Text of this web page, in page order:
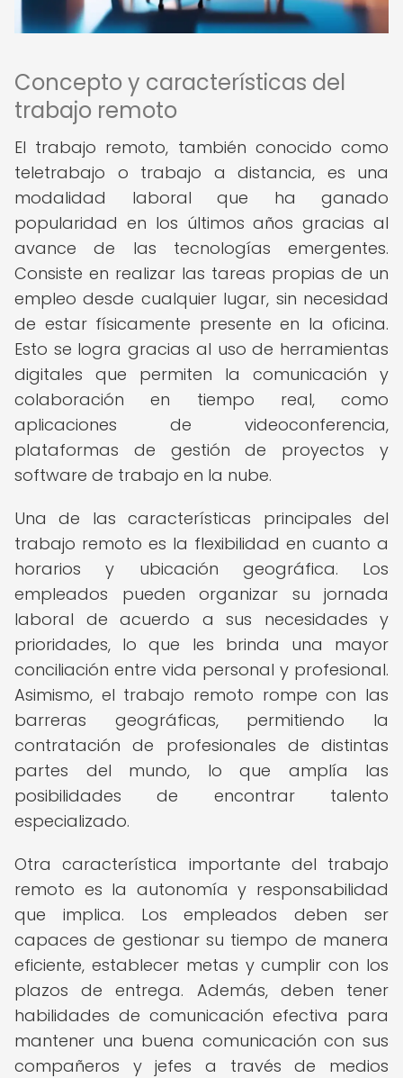
Concepto y características del
trabajo remoto
El trabajo remoto, también conocido como
teletrabajo o trabajo a distancia, es una
modalidad laboral que ha ganado
popularidad en los últimos años gracias al
avance de las tecnologías emergentes.
Consiste en realizar las tareas propias de un
empleo desde cualquier lugar, sin necesidad
de estar físicamente presente en la oficina.
Esto se logra gracias al uso de herramientas
digitales que permiten la comunicación y
colaboración en tiempo real, como
aplicaciones de videoconferencia,
plataformas de gestión de proyectos y
software de trabajo en la nube.
Una de las características principales del
trabajo remoto es la flexibilidad en cuanto a
horarios y ubicación geográfica. Los
empleados pueden organizar su jornada
laboral de acuerdo a sus necesidades y
prioridades, lo que les brinda una mayor
conciliación entre vida personal y profesional.
Asimismo, el trabajo remoto rompe con las
barreras geográficas, permitiendo la
contratación de profesionales de distintas
partes del mundo, lo que amplía las
posibilidades de encontrar talento
especializado.
Otra característica importante del trabajo
remoto es la autonomía y responsabilidad
que implica. Los empleados deben ser
capaces de gestionar su tiempo de manera
eficiente, establecer metas y cumplir con los
plazos de entrega. Además, deben tener
habilidades de comunicación efectiva para
mantener una buena comunicación con sus
compañeros y jefes a través de medios